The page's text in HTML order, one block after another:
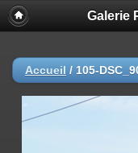
Galerie
Accueil / 105-